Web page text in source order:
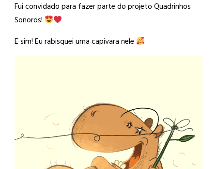
Fui convidado para fazer parte do projeto Quadrinhos
Sonoros!
E sim! Eu rabisquei uma capivara nele